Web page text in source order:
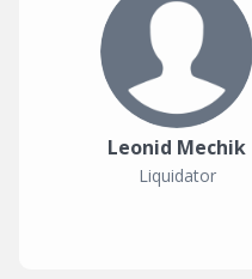
Leonid Mechik
Liquidator